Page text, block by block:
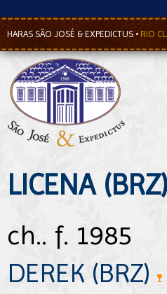
HARAS SÃO JOSÉ & EXPEDICTUS • RIO
LICENA (BRZ)
ch.. f. 1985
DEREK (BRZ)